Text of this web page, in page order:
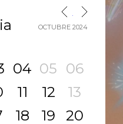
MES ANTERIOR
MES SIGUIENTE
OCTUBRE 2024
04 05 06
11 12
13
18 19
20